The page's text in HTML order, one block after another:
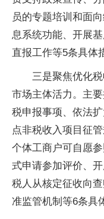
员的专题培训和面
息系统功能、开展
直报工作等5条具体
三是聚焦优化
市场主体活力。主
税申报事项、依法
点非税收入项目征
个体工商户可自愿
式申请参加评价、
税人从核定征收向
准监管机制等6条具